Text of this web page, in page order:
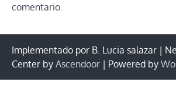
comentario.
Implementado por B. Lucia salazar |
Center by Ascendoor | Powered by